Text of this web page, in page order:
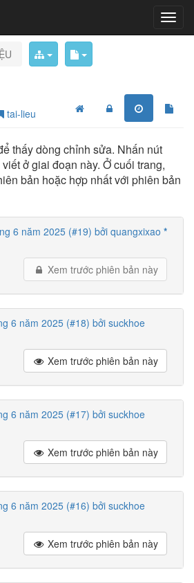
tai-lieu
thấy dòng chỉnh sửa. Nhấn nút
ở giai đoạn này. Ở cuối trang,
bản hoặc hợp nhất với phiên bản
6 năm 2025 (#19) bởi quangxixao *
Xem trước phiên bản này
6 năm 2025 (#18) bởi suckhoe
Xem trước phiên bản này
6 năm 2025 (#17) bởi suckhoe
Xem trước phiên bản này
6 năm 2025 (#16) bởi suckhoe
Xem trước phiên bản này